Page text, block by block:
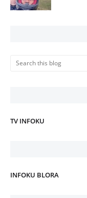
TV INFOKU
INFOKU BLORA